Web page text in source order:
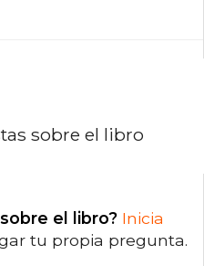
sobre el libro
el libro? Inicia
tu propia pregunta.